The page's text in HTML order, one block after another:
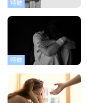
特徴
特徴